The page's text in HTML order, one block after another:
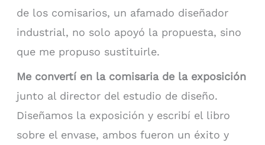
de los comisarios, un afamado diseñador
industrial, no solo apoyó la propuesta, sino
que me propuso sustituirle.
Me convertí en la comisaria de la exposición
junto al director del estudio de diseño.
Diseñamos la exposición y escribí el libro
sobre el envase, ambos fueron un éxito y